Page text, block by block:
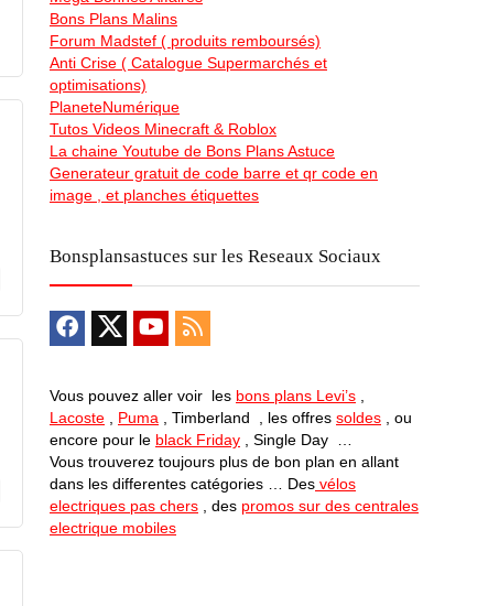
Bons Plans Malins
Forum Madstef ( produits remboursés)
Anti Crise ( Catalogue Supermarchés et
optimisations)
PlaneteNumérique
Tutos Videos Minecraft & Roblox
La chaine Youtube de Bons Plans Astuce
Generateur gratuit de code barre et qr code en
image , et planches étiquettes
Bonsplansastuces sur les Reseaux Sociaux
Vous pouvez aller voir les bons plans Levi’s
Lacoste
Puma , Timberland , les offres soldes , ou
encore pour le black Friday , Single Day …
Vous trouverez toujours plus de bon plan en allant
dans les differentes catégories … Des vélos
electriques pas chers , des promos sur des centrales
electrique mobiles